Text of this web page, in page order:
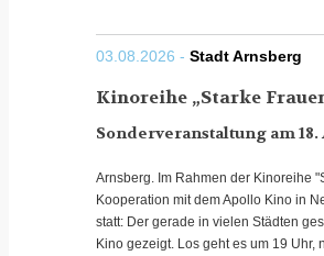
03.08.2026 - Stadt Arnsberg
Kinoreihe „Starke
Sonderveranstaltung am 18.
Arnsberg. Im Rahmen der Kinoreihe
Kooperation mit dem Apollo Kino in
statt: Der gerade in vielen Städten
Kino gezeigt. Los geht es um 19